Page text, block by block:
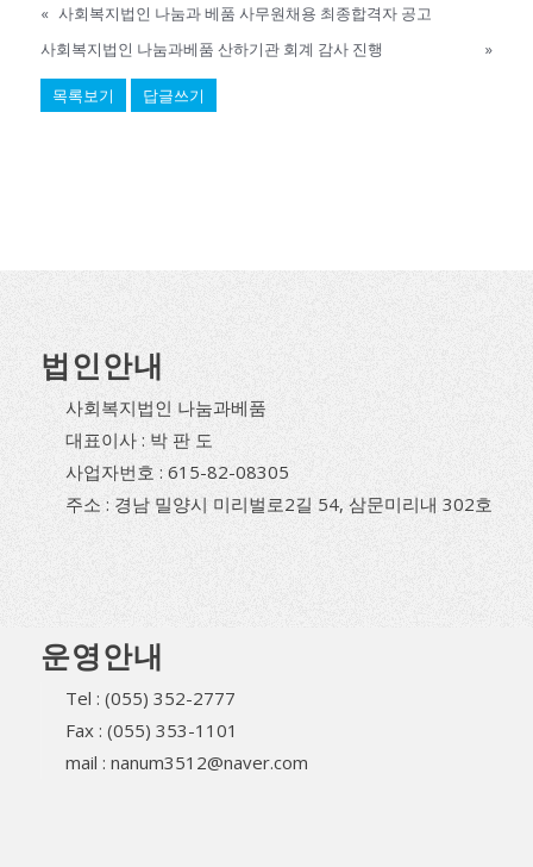
« 사회복지법인 나눔과 베품 사무원채용 최종합격자 공고
사회복지법인 나눔과베품 산하기관 회계 감사 진행
»
목록보기 답글쓰기
법인안내
사회복지법인 나눔과베품
대표이사 : 박 판 도
사업자번호 : 615-82-08305
주소 : 경남 밀양시 미리벌로2길 54, 삼문미리내 302호
운영안내
Tel : (055) 352-2777
Fax : (055) 353-1101
mail : nanum3512@naver.com